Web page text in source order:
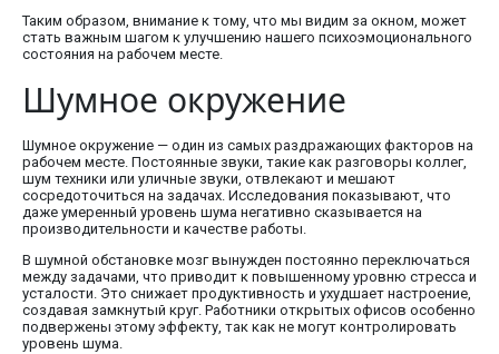
Таким образом, внимание к тому, что мы видим за окном, может
стать важным шагом к улучшению нашего психоэмоционального
состояния на рабочем месте.
Шумное окружение
Шумное окружение — один из самых раздражающих факторов на
рабочем месте. Постоянные звуки, такие как разговоры коллег,
шум техники или уличные звуки, отвлекают и мешают
сосредоточиться на задачах. Исследования показывают, что
даже умеренный уровень шума негативно сказывается на
производительности и качестве работы.
В шумной обстановке мозг вынужден постоянно переключаться
между задачами, что приводит к повышенному уровню стресса и
усталости. Это снижает продуктивность и ухудшает настроение,
создавая замкнутый круг. Работники открытых офисов особенно
подвержены этому эффекту, так как не могут контролировать
уровень шума.